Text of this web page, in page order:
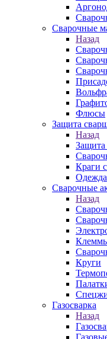
Сварочные
Назад
Флюсы
Защита
Назад
Защита
Краги
Одежда
Сварочные
Назад
Круги
Газосварка
Назад